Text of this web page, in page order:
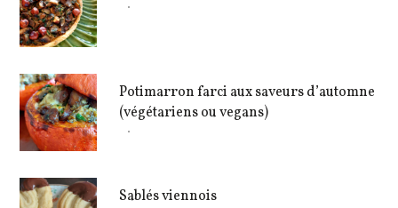
Potimarron farci aux saveurs d’automne
(végétariens ou vegans)
Sablés viennois